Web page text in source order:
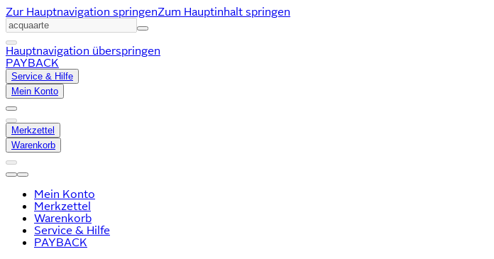
Zur Hauptnavigation springenZum Hauptinhalt springen
Hauptnavigation überspringen
PAYBACK
Service & Hilfe
Mein Konto
Merkzettel
Warenkorb
Mein Konto
Merkzettel
Warenkorb
Service & Hilfe
PAYBACK